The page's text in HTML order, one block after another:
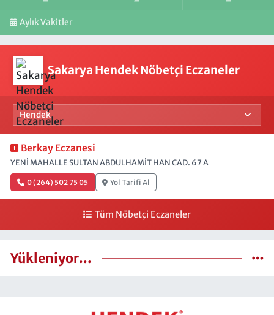
Aylık Vakitler
Sakarya Hendek Nöbetçi Eczaneler
Berkay Eczanesi
YENİ MAHALLE SULTAN ABDULHAMİT HAN CAD. 67 A
0 (264) 502 75 05 Yol Tarifi Al
Tüm Nöbetçi Eczaneler
Yükleniyor...